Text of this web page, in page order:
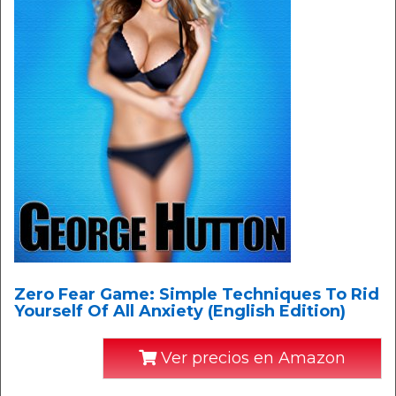
Zero Fear Game: Simple Techniques To Rid
Yourself Of All Anxiety (English Edition)
Ver precios en Amazon